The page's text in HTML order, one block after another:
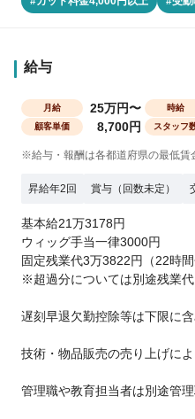
給与
月給 25万円〜 時給
顧客単価 8,700円 スタッフ
※給与・報酬は各都道府県の最低賃
昇給年2回 賞与（回数未定）
基本給21万3178円
ウィッグ手当一律3000円
固定残業代3万3822円（22時間
※超過分については別途残業代
遅刻早退欠勤控除等は下限に含
技術・物品販売の売り上げによ
管理職や教育担当者は別途管